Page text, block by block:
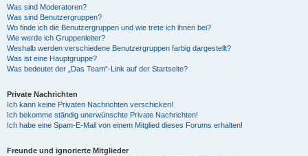
Was sind Moderatoren?
Was sind Benutzergruppen?
Wo finde ich die Benutzergruppen und wie trete ich ihnen bei?
Wie werde ich Gruppenleiter?
Weshalb werden verschiedene Benutzergruppen farbig dargestellt?
Was ist eine Hauptgruppe?
Was bedeutet der „Das Team“-Link auf der Startseite?
Private Nachrichten
Ich kann keine Privaten Nachrichten verschicken!
Ich bekomme ständig unerwünschte Private Nachrichten!
Ich habe eine Spam-E-Mail von einem Mitglied dieses Forums erhalten!
Freunde und ignorierte Mitglieder